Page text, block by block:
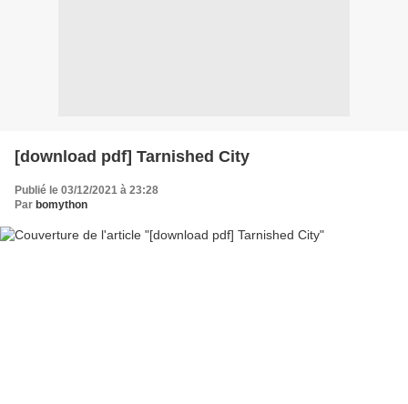
[download pdf] Tarnished City
Publié le 03/12/2021 à 23:28
Par bomython